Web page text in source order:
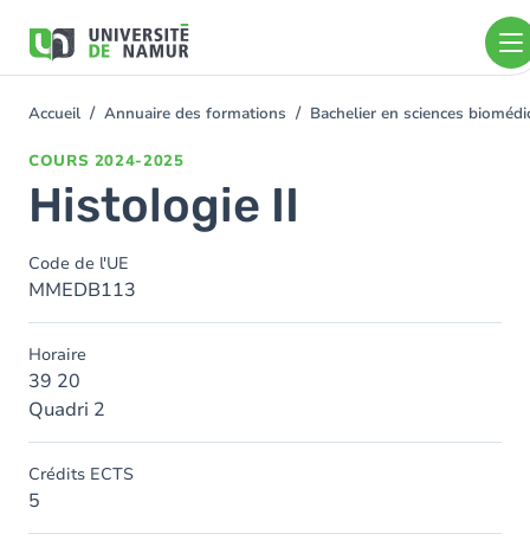
contenu
You
Accueil Annuaire des formations Bachelier en sciences
COURS 2024-2025
Histologie II
Code de l'UE
MMEDB113
Horaire
39 20
Quadri 2
Crédits ECTS
5